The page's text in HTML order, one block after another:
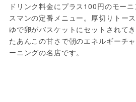
ドリンク料金にプラス100円のモー
スマンの定番メニュー。厚切りトー
ゆで卵がバスケットにセットされて
たあんこの甘さで朝のエネルギーチ
ーニングの名店です。